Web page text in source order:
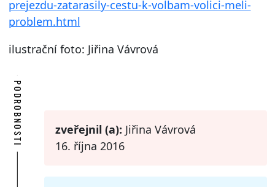
prejezdu-zatarasily-cestu-k-volbam-volici-meli-
problem.html
ilustrační foto: Jiřina Vávrová
PODROBNOSTI zveřejnil (a): Jiřina Vávrová
16. října 2016